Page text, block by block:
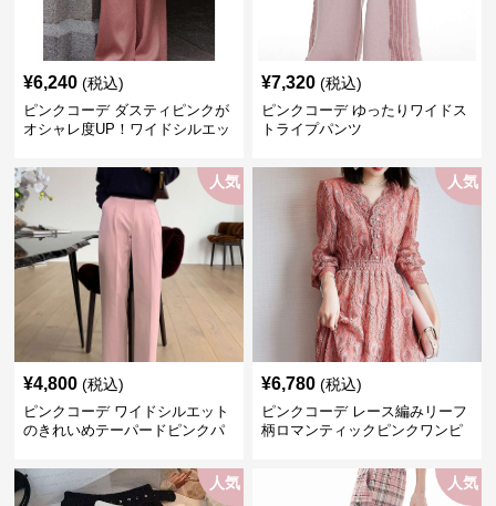
¥6,240 (税込)
ピンクコーデ ダスティピンクが
オシャレ度UP！ワイドシルエッ
¥7,320 (税込)
ピンクコーデ ゆったりワイドス
トライプパンツ
人気
¥4,800 (税込)
ピンクコーデ ワイドシルエット
のきれいめテーパードピンクパ
人気
¥6,780 (税込)
ピンクコーデ レース編みリーフ
柄ロマンティックピンクワンピ
人気 人気